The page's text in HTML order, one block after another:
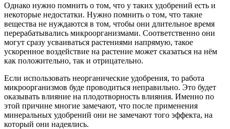
Однако нужно помнить о том, что у таких удобрений есть и
некоторые недостатки. Нужно помнить о том, что такие
вещества не нуждаются в том, чтобы они длительное время
перерабатывались микроорганизмами. Соответственно они
могут сразу усваиваться растениями напрямую, такое
ускоренное воздействие на растение может сказаться на нём
как положительно, так и отрицательно.
Если использовать неорганические удобрения, то работа
микроорганизмов буде проводиться неправильно. Это будет
оказывать влияние на плодотворность влияния. Именно по
этой причине многие замечают, что после применения
минеральных удобрений они не замечают того эффекта, на
который они надеялись.